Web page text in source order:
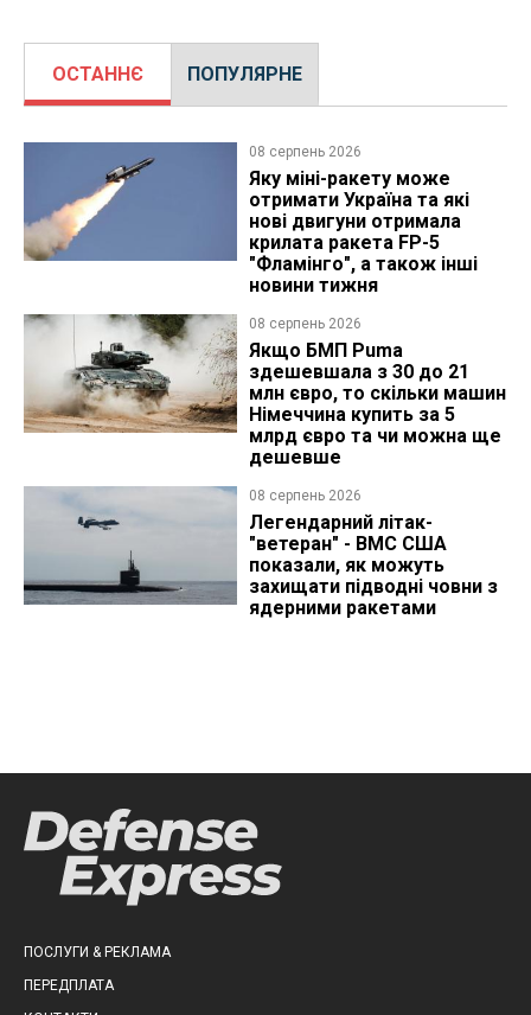
ОСТАННЄ ПОПУЛЯРНЕ
08 серпень 2026
Яку міні-ракету може
отримати Україна та які
нові двигуни отримала
крилата ракета FP-5
"Фламінго", а також інші
новини тижня
08 серпень 2026
Якщо БМП Puma
здешевшала з 30 до 21
млн євро, то скільки машин
Німеччина купить за 5
млрд євро та чи можна ще
дешевше
08 серпень 2026
Легендарний літак-
"ветеран" - ВМС США
показали, як можуть
захищати підводні човни з
ядерними ракетами
ПОСЛУГИ & РЕКЛАМА
ПЕРЕДПЛАТА